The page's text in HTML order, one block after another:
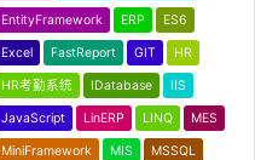
EntityFramework ERP ES6
Excel FastReport GIT HR
HR考勤系统 IDatabase IIS
JavaScript LinERP LINQ MES
MiniFramework MIS MSSQL